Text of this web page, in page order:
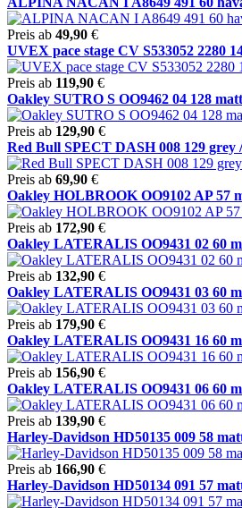
Preis ab 49,90 €
UVEX pace stage CV S533052 2280
Preis ab 119,90 €
Oakley SUTRO S OO9462 04 128
Preis ab 129,90 €
Red Bull SPECT DASH 008 129
Preis ab 69,90 €
Oakley HOLBROOK OO9102 AP 57
Preis ab 172,90 €
Oakley LATERALIS OO9431 02 60
Preis ab 132,90 €
Oakley LATERALIS OO9431 03 60
Preis ab 179,90 €
Oakley LATERALIS OO9431 16 60
Preis ab 156,90 €
Oakley LATERALIS OO9431 06 60
Preis ab 139,90 €
Harley-Davidson HD50135 009 58
Preis ab 166,90 €
Harley-Davidson HD50134 091 57